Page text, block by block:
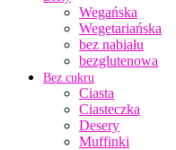
Wegańska
Wegetariańska
bez nabiału
bezglutenowa
Bez cukru
Ciasta
Ciasteczka
Desery
Muffinki